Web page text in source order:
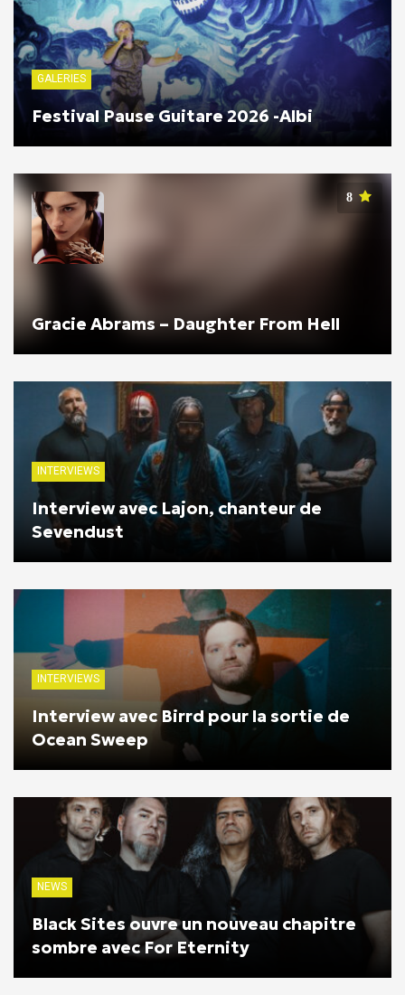
GALERIES
Festival Pause Guitare 2026 -Albi
8
Gracie Abrams – Daughter From Hell
INTERVIEWS
Interview avec Lajon, chanteur de
Sevendust
INTERVIEWS
Interview avec Birrd pour la sortie de
Ocean Sweep
NEWS
Black Sites ouvre un nouveau chapitre
sombre avec For Eternity